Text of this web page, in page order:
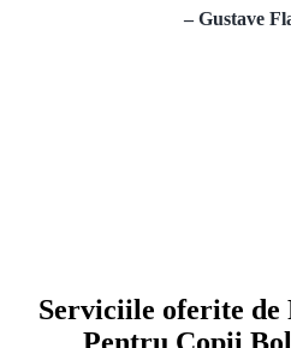
– Gustave
Serviciile oferite